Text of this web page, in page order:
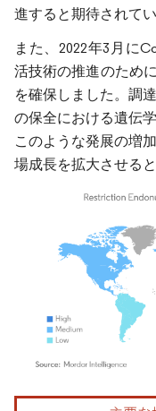
進すると期待されてい
また、2022年3月に
活技術の推進のため
を確保しました。調
の保全における遺伝
このような発展の増
場成長を拡大させる
画像 © Mordor Intelligence